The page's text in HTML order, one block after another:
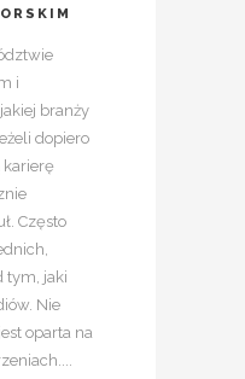
i
branży
dopiero
karierę
Często
tym, jaki
Nie
oparta na